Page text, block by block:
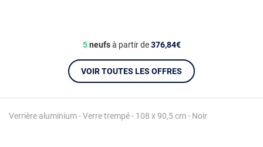
Verrière aluminium - Verre trempé - 108 x 90,5 cm - Noir
5neufsà partir de376,84€
VOIR TOUTES LES OFFRES